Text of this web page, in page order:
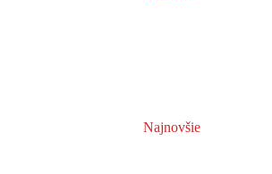
Najnovšie